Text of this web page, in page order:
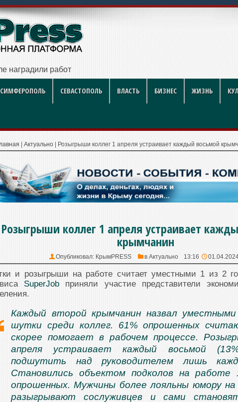
наградили работников строительной отрасли
СИМФЕРОПОЛЬ СЕВАСТОПОЛЬ ВЛАСТЬ БИЗНЕС ЖИЗНЬ
Актуально Розыгрыши коллег 1 апреля устраивает каждый восьмой
Розыгрыши коллег 1 апреля устраивает
крымчанин
Опубликовал: КрымPRESS в Актуально 13:16
и розыгрыши на работе считает уместными 1 из 2
SuperJob приняли участие представители
Каждый второй крымчанин назвал
шутки среди коллег. 61% опрошенных
скорее помогает в рабочем процессе.
апреля устраивает каждый восьмой
подшутить над руководителем лишь
Становились объектом подколов на работе
опрошенных. Мужчины более лояльны юмору
разыгрывают сослуживцев и сами